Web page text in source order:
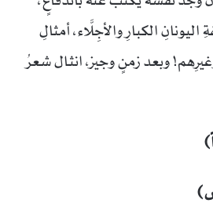
الكبارِ والأجِلَّاء، أمثالِ
وبعد زمنٍ وجيز، انثال شعرُ